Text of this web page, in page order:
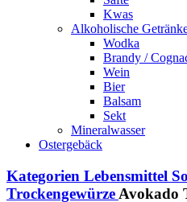
Kwas
Alkoholische
Wodka
Brandy /
Wein
Bier
Balsam
Sekt
Mineralwasser
Ostergebäck
Kategorien Lebensmittel
Trockengewürze Avokado